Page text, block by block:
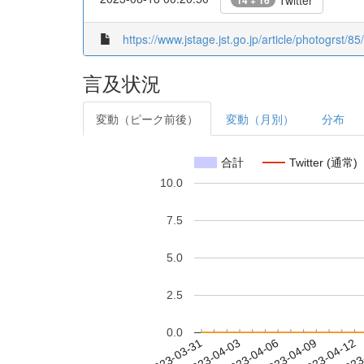
https://www.jstage.jst.go.jp/article/photogrst/
言及状況
変動（ピーク前後） 変動（月別） 分布
合計 Twitter (通常)
0.0
2.5
5.0
7.5
10.0